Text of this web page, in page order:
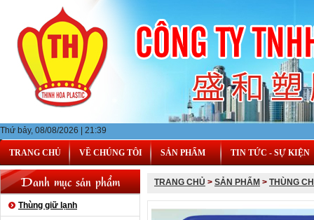
Thứ bảy, 08/08/2026 | 21:39
TRANG CHỦ VỀ CHÚNG TÔI SẢN PHẨM TIN TỨC - SỰ KIỆN
Danh mục sản phẩm
Thùng giữ lạnh
TRANG CHỦ > SẢN PHẨM > THÙNG